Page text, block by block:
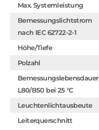
Max. Systemleistung
Bemessungslichtstrom
nach IEC 62722-2-1
Höhe/Tiefe
Polzahl
Bemessungslebensdauer
L80/B50 bei 25 °C
Leuchtenlichtausbeute
Leiterquerschnitt